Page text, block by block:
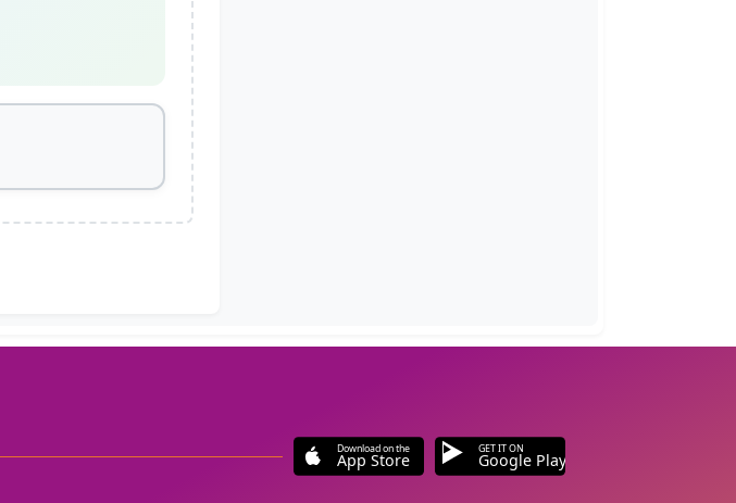
Download on the
App Store
GET IT ON
Google Play